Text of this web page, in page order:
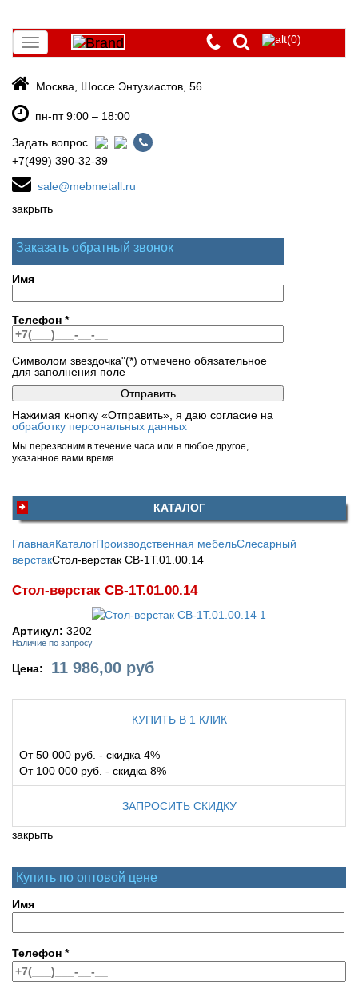
Toggle
navigation
(0)
Москва, Шоссе Энтузиастов, 56
пн-пт 9:00 – 18:00
Задать вопрос
+7(499) 390-32-39
sale@mebmetall.ru
закрыть
Заказать обратный звонок
Имя
Телефон *
Символом звездочка"(*) отмечено обязательное
для заполнения поле
Нажимая кнопку «Отправить», я даю согласие на
обработку персональных данных
Мы перезвоним в течение часа или в любое другое,
указанное вами время
КАТАЛОГ
ГлавнаяКаталогПроизводственная мебельСлесарный
верстакСтол-верстак СВ-1Т.01.00.14
Стол-верстак СВ-1Т.01.00.14
Артикул: 3202
Наличие по запросу
Цена: 11 986,00 руб
КУПИТЬ В 1 КЛИК
От 50 000 руб. - скидка 4%
От 100 000 руб. - скидка 8%
ЗАПРОСИТЬ СКИДКУ
закрыть
Купить по оптовой цене
Имя
Телефон *